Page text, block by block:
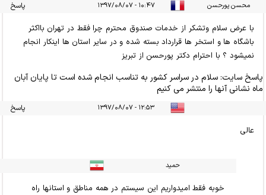
محسن پورحسن ۱۰:۴۷ - ۱۳۹۷/۰۸/۰۷ پاسخ
با عرض سلام وتشکر از خدمات صندوق محترم چرا فقط در تهران بااکثر
باشگاه ها و استخر ها قرارداد بسته شده و در سایر استان ها اینکار انجام
نمیشود ؟ با احترام دکتر پورحسن از تبریز
پاسخ سایت:سلام در سراسر کشور به تناسب انجام شده است تا پایان آبان
ماه نشانی آنها را منتشر می کنیم
۱۲:۵۳ - ۱۳۹۷/۰۸/۰۷ پاسخ
عالی
حمید
خوبه فقط امیدواریم این سیستم در همه مناطق و استانها راه